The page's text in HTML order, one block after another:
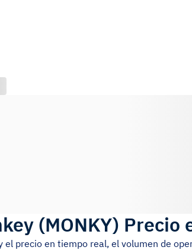
(MONKY) Precio
el precio en tiempo real, el volumen de